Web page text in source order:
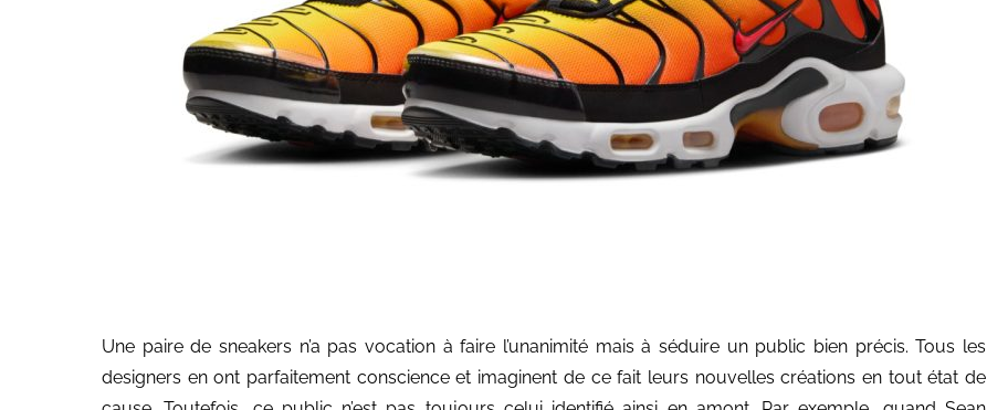
Une paire de sneakers n’a pas vocation à faire l’unanimité mais à séduire un public bien précis. Tous les
designers en ont parfaitement conscience et imaginent de ce fait leurs nouvelles créations en tout état de